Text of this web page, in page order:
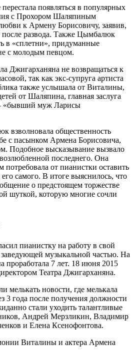
появляться в популярных
с Прохором Шаляпиным
к Армену Борисовичу, заявив,
после развода. Также Цымбалюк
в «сплетни», придуманные
с молодым певцом.
Джигарханяна не возвращаться к
так как экс-супруга артиста
также услышала от Виталины,
от Шаляпина, главная заслуга
«бывший муж Ларисы
взволновала общественность
с пасынком Армена Борисовича,
Подобное высказывание вызвало
последнего. Она
потребовала от пианистки оставить
самого. В итоге выяснилось, что
о предстоящем торжестве
шуткой, которую многие сочли
пианистку на работу в свой
заведующей музыкальной частью. На
проработала 7 лет. 18 июня 2015
Театра Джигарханяна.
новости, где мелькала
3 года после получения должности
стали уходить талантливые
Андрей Мерзликин, Владимир
и Елена Ксенофонтова.
Виталины и актера Армена